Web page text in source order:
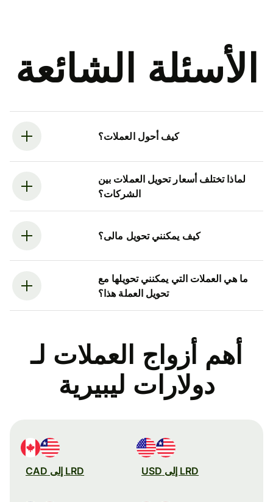
الأسئلة الشائعة
كيف أحول العملات؟
لماذا تختلف أسعار تحويل العملات بين
الشركات؟
كيف يمكنني تحويل مالى؟
ما هي العملات التي يمكنني تحويلها مع
تحويل العملة هذا؟
أهم أزواج العملات لـ
دولارات ليبيرية
LRD إلى USD LRD إلى CAD